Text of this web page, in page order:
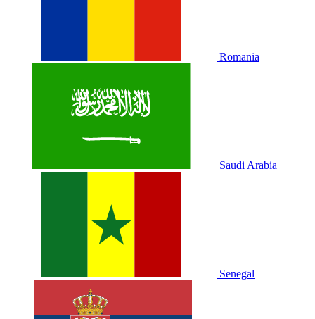
Romania
Saudi Arabia
Senegal